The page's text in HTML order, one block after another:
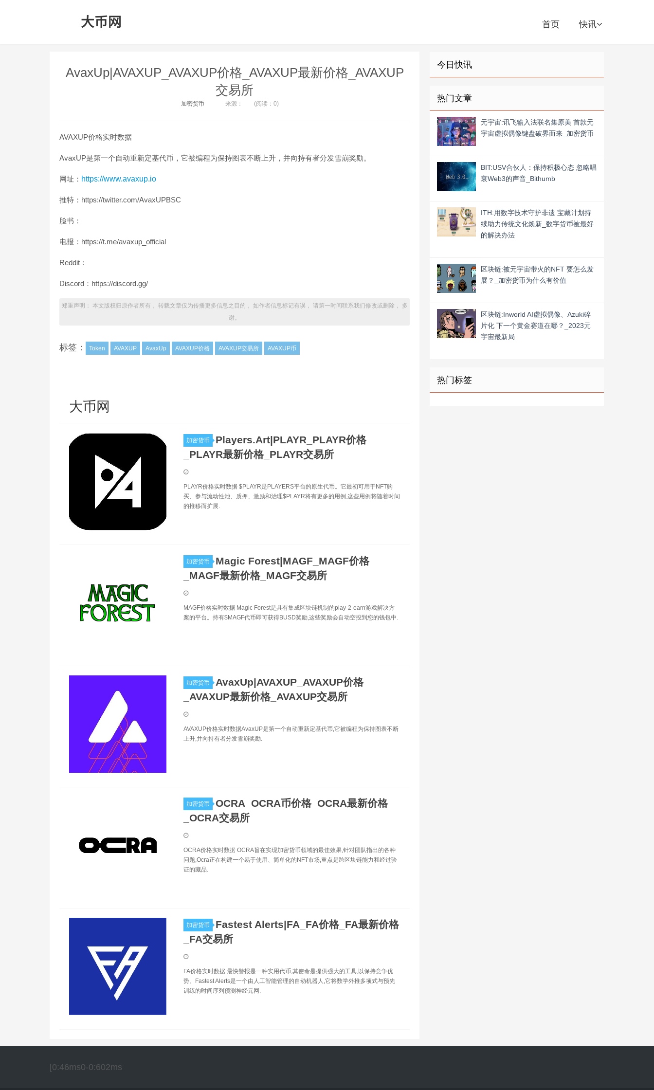
首页 快讯
AvaxUp|AVAXUP_AVAXUP价格_AVAXUP最新价格_AVAXUP
交易所
加密货币 来源： (阅读：0)
AVAXUP价格实时数据
AvaxUP是第一个自动重新定基代币，它被编程为保持图表不断上升，并向持有者分发雪崩奖励。
网址： https://www.avaxup.io
推特：https://twitter.com/AvaxUPBSC
脸书：
电报：https://t.me/avaxup_official
Reddit：
Discord：https://discord.gg/
郑重声明： 本文版权归原作者所有， 转载文章仅为传播更多信息之目的， 如作者信息标记有误， 请第一时间联系我们修改或删除， 多
谢。
标签： Token AVAXUP AvaxUp AVAXUP价格 AVAXUP交易所 AVAXUP币
大币网
加密货币
Players.Art|PLAYR_PLAYR价格
_PLAYR最新价格_PLAYR交易所
PLAYR价格实时数据 $PLAYR是PLAYERS平台的原生代币。它最初可用于NFT购
买、参与流动性池、质押、激励和治理$PLAYR将有更多的用例,这些用例将随着时间
的推移而扩展.
加密货币
Magic Forest|MAGF_MAGF价格
_MAGF最新价格_MAGF交易所
MAGF价格实时数据 Magic Forest是具有集成区块链机制的play-2-earn游戏解决方
案的平台。持有$MAGF代币即可获得BUSD奖励,这些奖励会自动空投到您的钱包中.
加密货币
AvaxUp|AVAXUP_AVAXUP价格
_AVAXUP最新价格_AVAXUP交易所
AVAXUP价格实时数据AvaxUP是第一个自动重新定基代币,它被编程为保持图表不断
上升,并向持有者分发雪崩奖励.
加密货币
OCRA_OCRA币价格_OCRA最新价格
_OCRA交易所
OCRA价格实时数据 OCRA旨在实现加密货币领域的最佳效果,针对团队指出的各种
问题,Ocra正在构建一个易于使用、简单化的NFT市场,重点是跨区块链能力和经过验
证的藏品.
加密货币
Fastest Alerts|FA_FA价格_FA最新价格
_FA交易所
FA价格实时数据 最快警报是一种实用代币,其使命是提供强大的工具,以保持竞争优
势。Fastest Alerts是一个由人工智能管理的自动机器人,它将数学外推多项式与预先
训练的时间序列预测神经元网.
今日快讯
热门文章
元宇宙:讯飞输入法联名集原美 首款元
宇宙虚拟偶像键盘破界而来_加密货币
BIT:USV合伙人：保持积极心态 忽略唱
衰Web3的声音_Bithumb
ITH:用数字技术守护非遗 宝藏计划持
续助力传统文化焕新_数字货币被最好
的解决办法
区块链:被元宇宙带火的NFT 要怎么发
展？_加密货币为什么有价值
区块链:Inworld AI虚拟偶像、Azuki碎
片化 下一个黄金赛道在哪？_2023元
宇宙最新局
热门标签
[0:46ms0-0:602ms